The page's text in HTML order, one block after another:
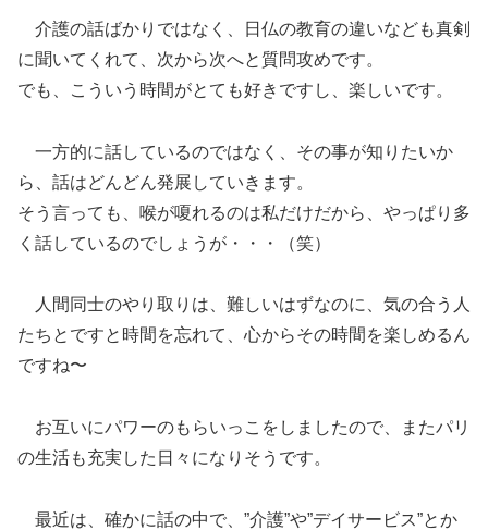
介護の話ばかりではなく、日仏の教育の違いなども真剣
に聞いてくれて、次から次へと質問攻めです。
でも、こういう時間がとても好きですし、楽しいです。
一方的に話しているのではなく、その事が知りたいか
ら、話はどんどん発展していきます。
そう言っても、喉が嗄れるのは私だけだから、やっぱり多
く話しているのでしょうが・・・（笑）
人間同士のやり取りは、難しいはずなのに、気の合う人
たちとですと時間を忘れて、心からその時間を楽しめるん
ですね〜
お互いにパワーのもらいっこをしましたので、またパリ
の生活も充実した日々になりそうです。
最近は、確かに話の中で、”介護”や”デイサービス”とか